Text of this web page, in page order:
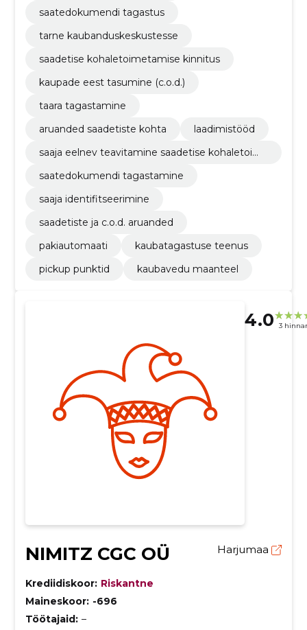
saatedokumendi tagastus
tarne kaubanduskeskustesse
saadetise kohaletoimetamise kinnitus
kaupade eest tasumine (c.o.d.)
taara tagastamine
aruanded saadetiste kohta
laadimistööd
saaja eelnev teavitamine saadetise kohaletoim
saatedokumendi tagastamine
saaja identifitseerimine
saadetiste ja c.o.d. aruanded
pakiautomaati
kaubatagastuse teenus
pickup punktid
kaubavedu maanteel
4.0 3
NIMITZ CGC OÜ Harjumaa
Krediidiskoor: Riskantne
Maineskoor: -696
Töötajaid: –